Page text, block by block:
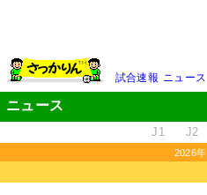
試合速報 ニュース
ニュース
J1 J2
2026年